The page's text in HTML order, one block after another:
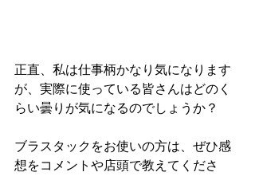
正直、私は仕事柄かなり気になります
が、実際に使っている皆さんはどのく
らい曇りが気になるのでしょうか？
ブラスタックをお使いの方は、ぜひ感
想をコメントや店頭で教えてくださ